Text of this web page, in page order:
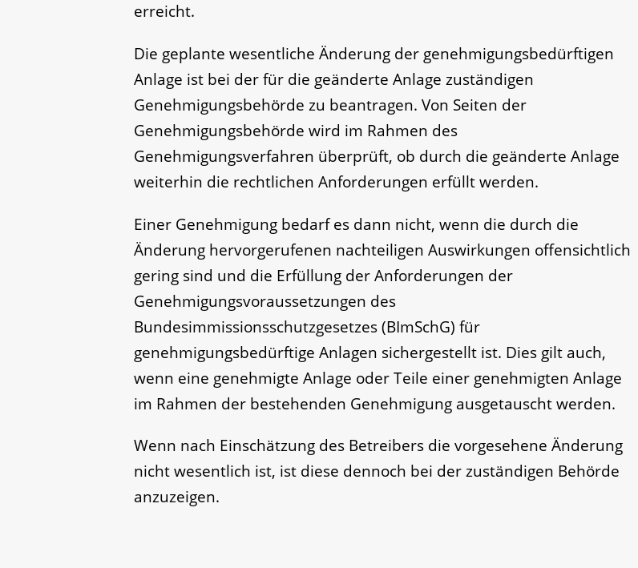
erreicht.
Die geplante wesentliche Änderung der genehmigungsbedürftigen
Anlage ist bei der für die geänderte Anlage zuständigen
Genehmigungsbehörde zu beantragen. Von Seiten der
Genehmigungsbehörde wird im Rahmen des
Genehmigungsverfahren überprüft, ob durch die geänderte Anlage
weiterhin die rechtlichen Anforderungen erfüllt werden.
Einer Genehmigung bedarf es dann nicht, wenn die durch die
Änderung hervorgerufenen nachteiligen Auswirkungen offensichtlich
gering sind und die Erfüllung der Anforderungen der
Genehmigungsvoraussetzungen des
Bundesimmissionsschutzgesetzes (BImSchG) für
genehmigungsbedürftige Anlagen sichergestellt ist. Dies gilt auch,
wenn eine genehmigte Anlage oder Teile einer genehmigten Anlage
im Rahmen der bestehenden Genehmigung ausgetauscht werden.
Wenn nach Einschätzung des Betreibers die vorgesehene Änderung
nicht wesentlich ist, ist diese dennoch bei der zuständigen Behörde
anzuzeigen.